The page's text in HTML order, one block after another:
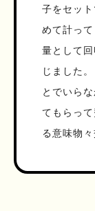
子をセッ
めて計っ
量として
じました
とでいら
てもらっ
る意味物